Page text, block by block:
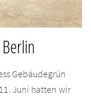
Gebäudegrün
Juni hatten wir